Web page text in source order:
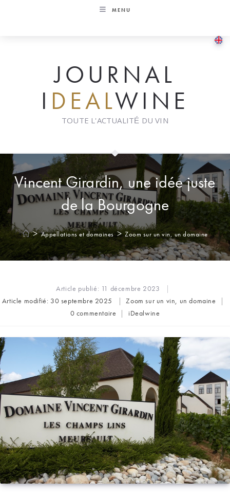
MENU
JOURNAL
I DEALWINE
TOUTE L'ACTUALITÉ DU VIN
Vincent Girardin, une idée juste
de la Bourgogne
> Appellations et domaines > Zoom sur un vin, un domaine
Article publié: 11 décembre 2023
Article modifié: 30 septembre 2025
Post
category:
Zoom sur un vin, un domaine
Commentaires
publication :
0 commentaire
Auteur/autrice
publication :
iDealwine